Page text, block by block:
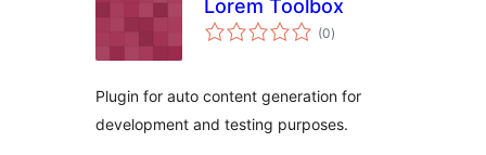
Lorem Toolbox
(0total
ratings
)
Plugin for auto content generation for
development and testing purposes.